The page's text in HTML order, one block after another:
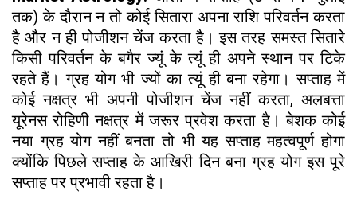
तक) के दौरान न तो कोई सितारा अपना राशि परिवर्तन करता
है और न ही पोजीशन चेंज करता है। इस तरह समस्त सितारे
किसी परिवर्तन के बगैर ज्यूं के त्यूं ही अपने स्थान पर टिके
रहते हैं। ग्रह योग भी ज्यों का त्यूं ही बना रहेगा। सप्ताह में
कोई नक्षत्र भी अपनी पोजीशन चेंज नहीं करता, अलबत्ता
यूरेनस रोहिणी नक्षत्र में जरूर प्रवेश करता है। बेशक कोई
नया ग्रह योग नहीं बनता तो भी यह सप्ताह महत्वपूर्ण होगा
क्योंकि पिछले सप्ताह के आखिरी दिन बना ग्रह योग इस पूरे
सप्ताह पर प्रभावी रहता है।